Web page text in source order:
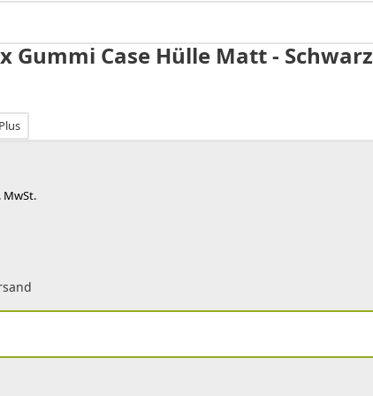
Gummi Case Hülle Matt - Schwarz
MwSt.